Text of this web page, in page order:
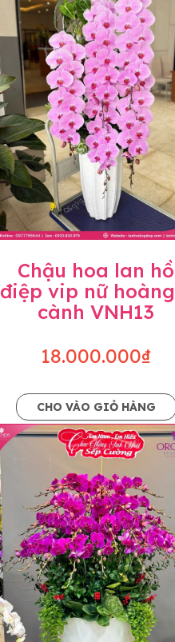
từ nhiều cây hoa và tạo
theo mùa và điều
trang trí.
dựa trên mẫu đã chọn
tôi sẽ chủ động liên lạc
hợp không đủ thời gian
Chậu hoa lan hồ
điệp vip nữ
cành VNH13
18.000.000₫
CHO VÀO GIỎ HÀNG